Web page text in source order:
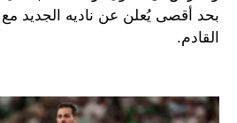
بحد أقصى يُعلن عن ناديه الجديد
القادم.